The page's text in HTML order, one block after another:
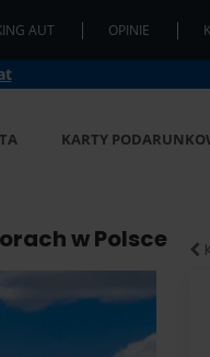
AUT OPINIE
KARTY
w Polsce